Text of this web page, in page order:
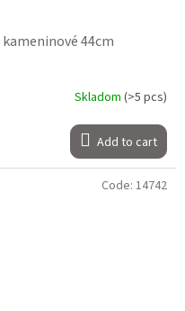
44cm
Skladom (>5 pcs)
Add to cart
Code: 14742